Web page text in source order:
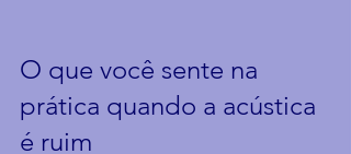
O que você sente na
prática quando a acústica
é ruim